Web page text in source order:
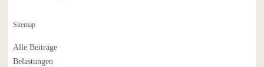
Sitemap
Alle Beiträge
Belastungen